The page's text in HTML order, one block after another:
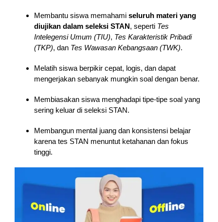
Membantu siswa memahami seluruh materi yang
diujikan dalam seleksi STAN, seperti Tes
Intelegensi Umum (TIU), Tes Karakteristik Pribadi
(TKP), dan Tes Wawasan Kebangsaan (TWK).
Melatih siswa berpikir cepat, logis, dan dapat
mengerjakan sebanyak mungkin soal dengan benar.
Membiasakan siswa menghadapi tipe-tipe soal yang
sering keluar di seleksi STAN.
Membangun mental juang dan konsistensi belajar
karena tes STAN menuntut ketahanan dan fokus
tinggi.